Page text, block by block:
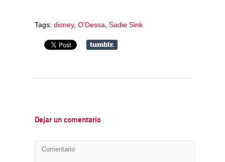
Tags: disney, O'Dessa Sadie Sink
Dejar un comentario